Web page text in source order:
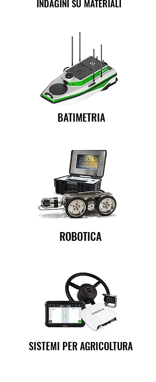
INDAGINI SU MATERIALI
BATIMETRIA
ROBOTICA
SISTEMI PER AGRICOLTURA